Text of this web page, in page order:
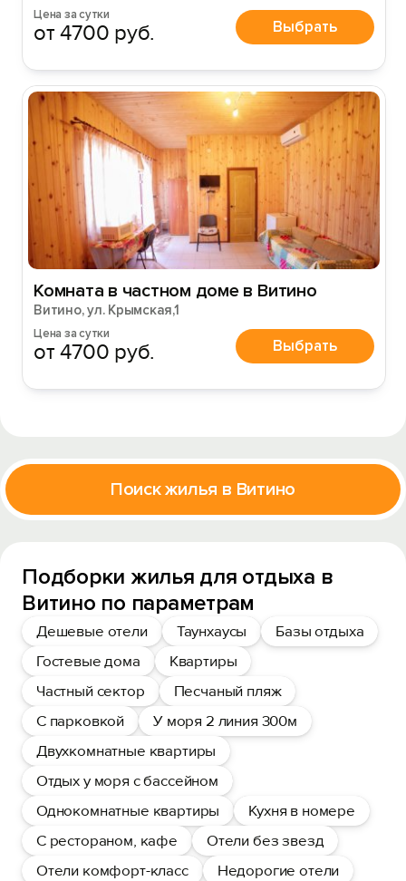
Цена за сутки
от 4700 руб. Выбрать
Комната в частном доме в Витино
Витино, ул. Крымская,1
Цена за сутки
от 4700 руб. Выбрать
Поиск жилья в Витино
Подборки жилья для отдыха в
Витино по параметрам
Дешевые отели Таунхаусы
Базы отдыха
Гостевые дома
Квартиры
Частный сектор
Песчаный пляж
С парковкой
У моря 2 линия 300м
Двухкомнатные квартиры
Отдых у моря с бассейном
Однокомнатные квартиры
Кухня в номере
С рестораном, кафе
Отели без звезд
Отели комфорт-класс
Недорогие отели